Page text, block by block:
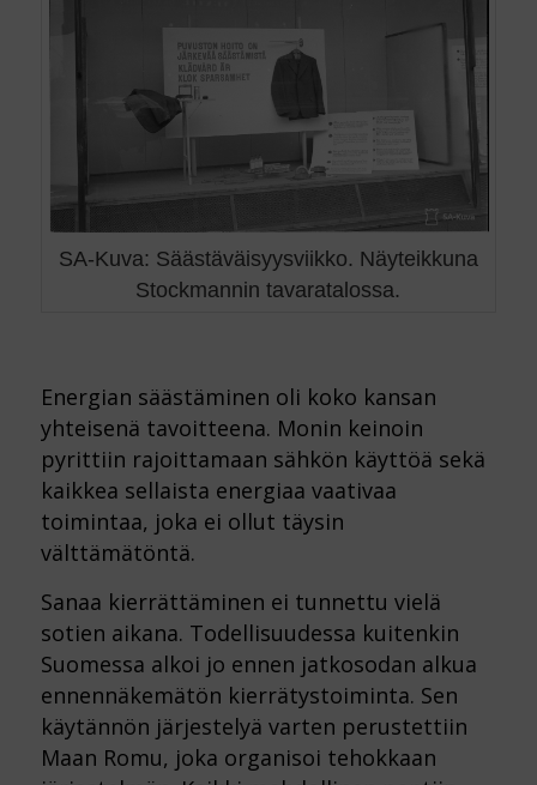
SA-Kuva: Säästäväisyysviikko. Näyteikkuna
Stockmannin tavaratalossa.
Energian säästäminen oli koko kansan
yhteisenä tavoitteena. Monin keinoin
pyrittiin rajoittamaan sähkön käyttöä sekä
kaikkea sellaista energiaa vaativaa
toimintaa, joka ei ollut täysin
välttämätöntä.
Sanaa kierrättäminen ei tunnettu vielä
sotien aikana. Todellisuudessa kuitenkin
Suomessa alkoi jo ennen jatkosodan alkua
ennennäkemätön kierrätystoiminta. Sen
käytännön järjestelyä varten perustettiin
Maan Romu, joka organisoi tehokkaan